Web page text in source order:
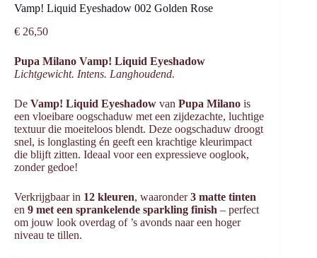
Vamp! Liquid Eyeshadow 002 Golden Rose
€ 26,50
Pupa Milano Vamp! Liquid Eyeshadow
Lichtgewicht. Intens. Langhoudend.
De Vamp! Liquid Eyeshadow van Pupa Milano is
een vloeibare oogschaduw met een zijdezachte, luchtige
textuur die moeiteloos blendt. Deze oogschaduw droogt
snel, is longlasting én geeft een krachtige kleurimpact
die blijft zitten. Ideaal voor een expressieve ooglook,
zonder gedoe!
Verkrijgbaar in 12 kleuren, waaronder3 matte tinten
en 9 met een sprankelende sparkling finish – perfect
om jouw look overdag of ’s avonds naar een hoger
niveau te tillen.